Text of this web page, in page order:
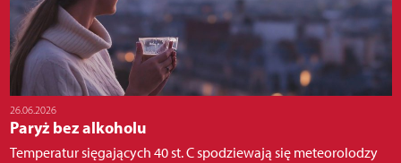
26.06.2026
Paryż bez alkoholu
Temperatur sięgających 40 st. C spodziewają się meteorolodzy